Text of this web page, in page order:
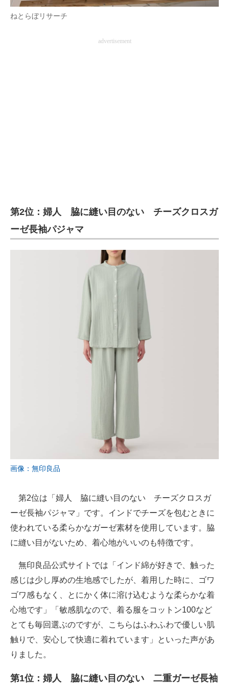
ねとらぼリサーチ
advertisement
第2位：婦人 脇に縫い目のない チーズクロスガ
ーゼ長袖パジャマ
画像：無印良品
第2位は「婦人 脇に縫い目のない チーズクロスガ
ーゼ長袖パジャマ」です。インドでチーズを包むときに
使われている柔らかなガーゼ素材を使用しています。脇
に縫い目がないため、着心地がいいのも特徴です。
無印良品公式サイトでは「インド綿が好きで、触った
感じは少し厚めの生地感でしたが、着用した時に、ゴワ
ゴワ感もなく、とにかく体に溶け込むような柔らかな着
心地です」「敏感肌なので、着る服をコットン100など
とても毎回選ぶのですが、こちらはふわふわで優しい肌
触りで、安心して快適に着れています」といった声があ
りました。
第1位：婦人 脇に縫い目のない 二重ガーゼ長袖